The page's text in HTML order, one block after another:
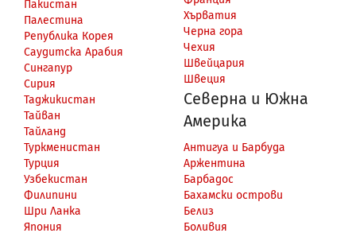
Пакистан
Палестина
Република Корея
Саудитска Арабия
Сингапур
Сирия
Таджикистан
Тайван
Тайланд
Туркменистан
Турция
Узбекистан
Филипини
Шри Ланка
Япония
Хърватия
Черна гора
Чехия
Швейцария
Швеция
Северна и Южна
Америка
Антигуа и Барбуда
Аржентина
Барбадос
Бахамски острови
Белиз
Боливия